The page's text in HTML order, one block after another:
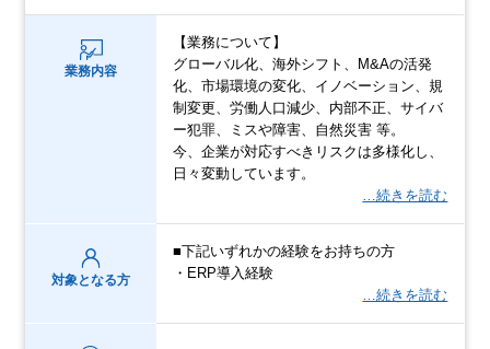
業務内容
【業務について】
グローバル化、海外シフト、M&Aの活発
化、市場環境の変化、イノベーション、規
制変更、労働人口減少、内部不正、サイバ
ー犯罪、ミスや障害、自然災害 等。
今、企業が対応すべきリスクは多様化し、
日々変動しています。
…続きを読む
対象となる方
■下記いずれかの経験をお持ちの方
・ERP導入経験
…続きを読む